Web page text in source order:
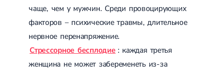
Артроз локтевого сустава
Артроз голеностопного сустава
Миозит
Миозит шеи
Миозит спины
Миозит грудной клетки
Радикулит
чаще, чем у мужчин. Среди провоцирующих
факторов – психические травмы, длительное
нервное перенапряжение.
Стрессорное бесплодие : каждая третья
женщина не может забеременеть из-за